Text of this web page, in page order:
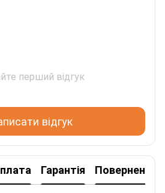
перший відгук
відгук
Гарантія Повернення